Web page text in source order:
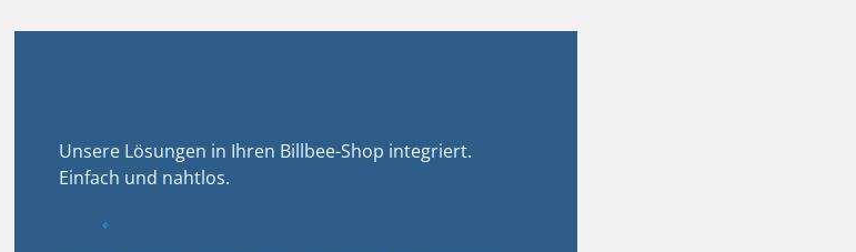
Unsere Lösungen in Ihren Billbee-Shop integriert.
Einfach und nahtlos.